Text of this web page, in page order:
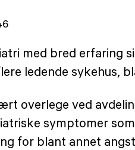
med bred erfaring
ledende sykehus,
overlege ved
symptomer
for blant annet